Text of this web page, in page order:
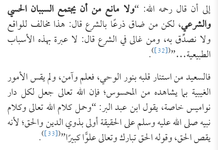
إلى أن قال رحمه الله: “ولا مانع من أن يجتمع السببان الحسي
والشرعي، لكن من ضاق ذرعًا بالشرع قال: هذا مخالف للواقع
ولا نصدِّق به، ومن غالى في الشرع قال: لا عبرة بهذه الأسباب
الطبيعية…”(
[32]
)
.
فالسعيد من استنار قلبه بنور الوحي، فعلم وآمن، ولم يقس الأمور
الغيبية بما يشاهده من المحسوس؛ فإن الله تعالى جعل لكل دار
نواميس خاصة، يقول ابن عبد البر: “وحمل كلام الله تعالى وكلام
نبيه صلى الله عليه وسلم على الحقيقة أولى بذوي الدين والحق؛ لأنه
يقص الحق، وقوله الحق تبارك وتعالى علوًّا كبيرًا”(
[33]
)
.